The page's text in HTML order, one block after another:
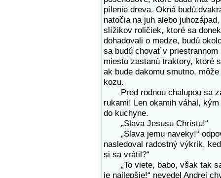
pílenie dreva. Okná budú
natočia na juh alebo
slížikov roličiek, ktoré sa
dohadovali o medze, budú
sa budú chovať v
miesto zastanú traktory, ktoré
ak bude dakomu smutno,
kozu.
Pred rodnou chalupou sa
rukami! Len okamih váhal,
do kuchyne.
„Slava Jesusu Christu!“
„Slava jemu naveky!“
nasledoval radostný výkrik,
si sa vrátil?“
„To viete, babo, však tak sa
je najlepšie!“ nevedel Andrej